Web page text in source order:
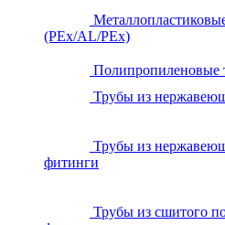
(PEx/AL/PEx)
Полипропиленовые
Трубы из
Трубы из
фитинги
Трубы из сшитого